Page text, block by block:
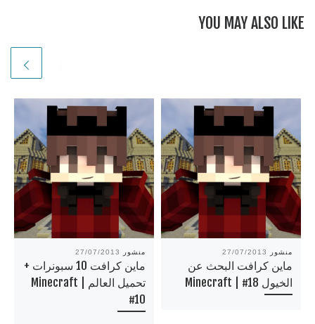
YOU MAY ALSO LIKE
منشور 27/07/2013
ماين كرافت 10 سبونرات +
تحميل العالم Minecraft |
#10
منشور 27/07/2013
ماين كرافت البحث عن
الخيول Minecraft | #18